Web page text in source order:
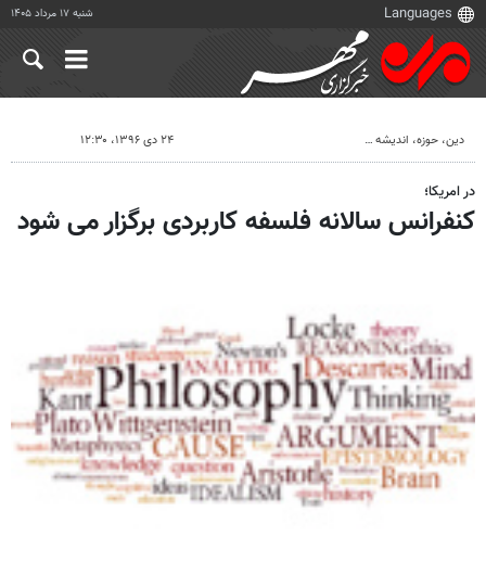
شنبه ۱۷ مرداد ۱۴۰۵
دين، حوزه، انديشه ۲۴ دی ۱۳۹۶، ۱۲:۳۰
در امریکا؛
کنفرانس سالانه فلسفه کاربردی برگزار می شود